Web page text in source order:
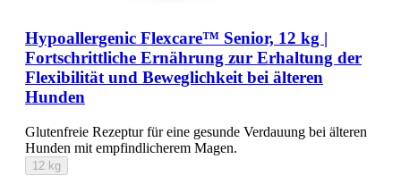
Hypoallergenic Flexcare™ Senior, 12 kg |
Fortschrittliche Ernährung zur Erhaltung der
Flexibilität und Beweglichkeit bei älteren
Hunden
Glutenfreie Rezeptur für eine gesunde Verdauung bei älteren
Hunden mit empfindlicherem Magen.
12 kg